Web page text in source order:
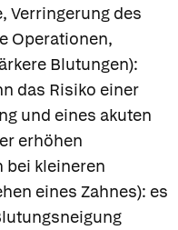
Verringerung des
Operationen,
Blutungen):
das Risiko einer
und eines akuten
erhöhen
bei kleineren
eines Zahnes): es